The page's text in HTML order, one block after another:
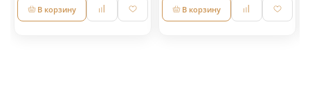
В корзину В корзину